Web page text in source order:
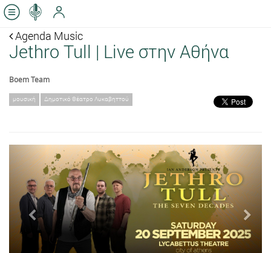
Agenda Music
Jethro Tull | Live στην Αθήνα
Boem Team
μουσική Δημοτικό Θέατρο Λυκαβηττού
Previous Next